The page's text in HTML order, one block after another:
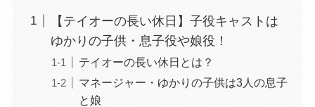
【テイオーの長い休日】子役キャストは
ゆかりの子供・息子役や娘役！
テイオーの長い休日とは？
マネージャー・ゆかりの子供は3人の息子
と娘